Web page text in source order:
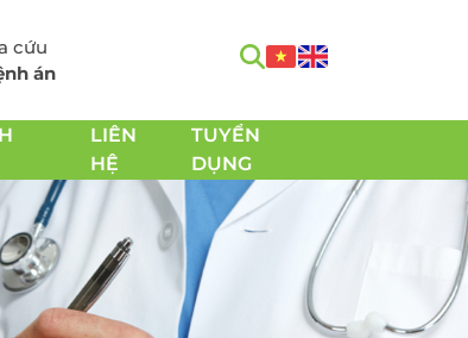
cứu
án
Tầm soát Ung thư toàn
diện
LIÊN
HỆ
TUYỂN
DỤNG